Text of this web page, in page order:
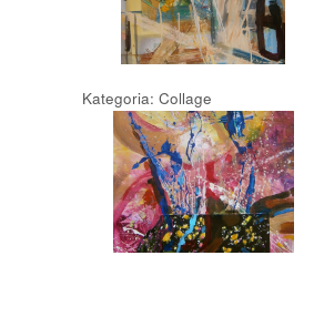
Kategoria: Collage